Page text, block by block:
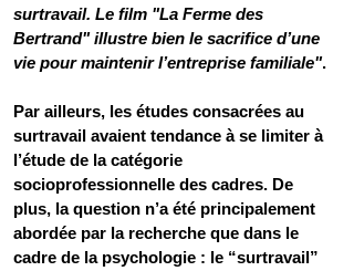
surtravail. Le film "La Ferme des
Bertrand" illustre bien le sacrifice d’une
vie pour maintenir l’entreprise familiale".
Par ailleurs, les études consacrées au
surtravail avaient tendance à se limiter à
l’étude de la catégorie
socioprofessionnelle des cadres. De
plus, la question n’a été principalement
abordée par la recherche que dans le
cadre de la psychologie : le “surtravail”